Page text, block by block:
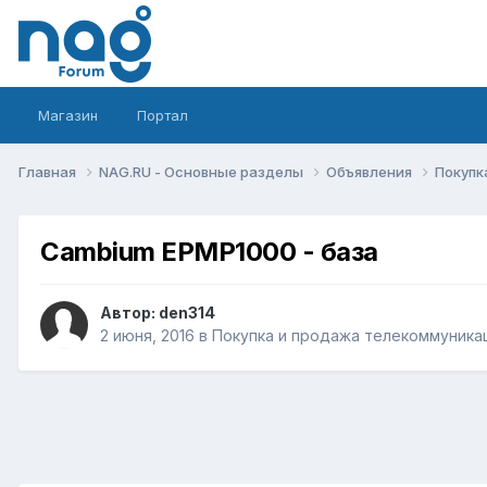
Магазин Портал
Главная NAG.RU - Основные разделы Объявления
Cambium EPMP1000 - база
Автор: den314
2 июня, 2016 в Покупка и продажа